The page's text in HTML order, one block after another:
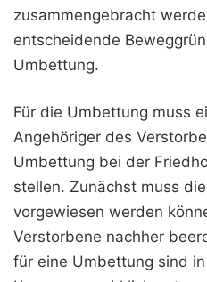
zusammengebracht
entscheidende
Umbettung.
Für die Umbettung muss
Angehöriger des
Umbettung bei der
stellen. Zunächst muss
vorgewiesen werden
Verstorbene nachher
für eine Umbettung sind